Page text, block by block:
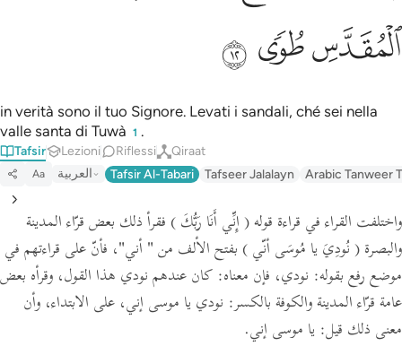
ﳁﳂ ﳃ
in verità sono il tuo Signore. Levati i sandali, ché sei nella
valle santa di Tuwà 1 .
Tafsir Lezioni Riflessi Qiraat
Aa العربية Tafsir Al-Tabari Tafseer Jalalayn Arabic Tanweer
واختلفت القراء في قراءة قوله( إِنِّي أَنَا رَبُّكَ ) فقرأ ذلك بعض قرّاء المدينة
والبصرة ( نُودِيَ يا مُوسَى أنّي ) بفتح الألف من " أني"، فأنّ على قراءتهم في
موضع رفع بقوله: نودي، فإن معناه: كان عندهم نودي هذا القول، وقرأه بعض
عامة قرّاء المدينة والكوفة بالكسر: نودي يا موسى إني، على الابتداء، وأن
معنى ذلك قيل: يا موسى إني.